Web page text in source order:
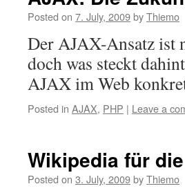
Posted on 7. July, 2009byThiemo
Der AJAX-Ansatz ist
doch was steckt
AJAX im Web
Posted in AJAX, PHP | Leave a
Wikipedia für
Posted on 3. July, 2009byThiemo